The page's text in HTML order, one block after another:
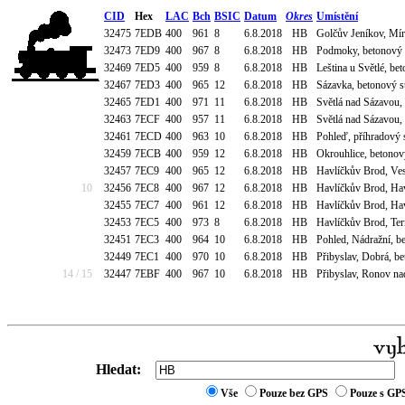
CID Hex LAC Bch BSIC Datum Okres Umístění
32475 7EDB 400 961 8 6.8.2018 HB
Golčův Jeníkov,
32473 7ED9 400 967 8 6.8.2018 HB
Podmoky, betonový
32469 7ED5 400 959 8 6.8.2018 HB
Leština u Světlé,
32467 7ED3 400 965 12 6.8.2018 HB
Sázavka, betonový
32465 7ED1 400 971 11 6.8.2018 HB
Světlá nad
32463 7ECF 400 957 11 6.8.2018 HB
Světlá nad
32461 7ECD 400 963 10 6.8.2018 HB
Pohleď, příhradový
32459 7ECB 400 959 12 6.8.2018 HB
Okrouhlice,
32457 7EC9 400 965 12 6.8.2018 HB
Havlíčkův Brod,
10
32456 7EC8 400 967 12 6.8.2018 HB
Havlíčkův Brod,
32455 7EC7 400 961 12 6.8.2018 HB
Havlíčkův Brod,
32453 7EC5 400 973 8 6.8.2018 HB
Havlíčkův Brod,
32451 7EC3 400 964 10 6.8.2018 HB
Pohled, Nádražní,
32449 7EC1 400 970 10 6.8.2018 HB
Přibyslav, Dobrá,
14 / 15
32447 7EBF 400 967 10 6.8.2018 HB Přibyslav, Ronov
Hledat:
Vše Pouze bez GPS Pouze s